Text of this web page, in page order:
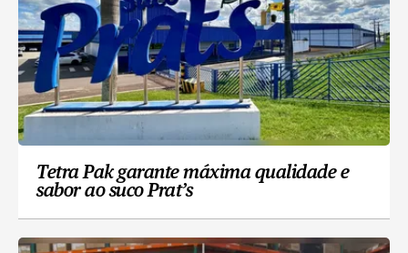
Tetra Pak garante máxima qualidade e
sabor ao suco Prat’s